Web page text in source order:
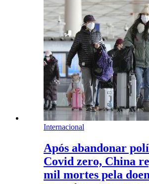
Internacional
Após abandonar
Covid zero, China
mil mortes pela